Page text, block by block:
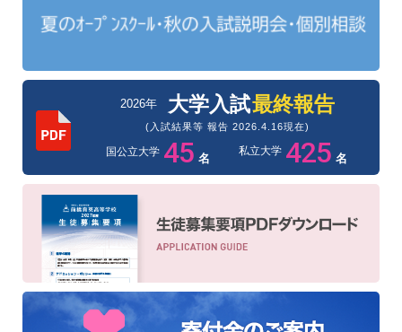
2026年 大学入試最終報告
(入試結果等 報告 2026.4.16現在)
国公立大学 45 名
私立大学 425 名